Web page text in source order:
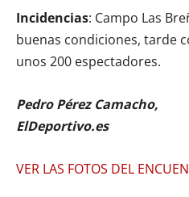
Incidencias: Campo Las
buenas condiciones, tarde
unos 200 espectadores.
Pedro Pérez Camacho,
ElDeportivo.es
VER LAS FOTOS DEL